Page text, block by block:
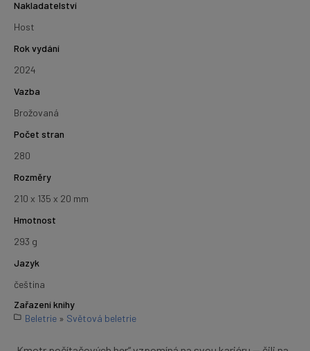
Nakladatelství
Host
Rok vydání
2024
Vazba
Brožovaná
Počet stran
280
Rozměry
210 x 135 x 20 mm
Hmotnost
293 g
Jazyk
čeština
Zařazení knihy
Beletrie » Světová beletrie